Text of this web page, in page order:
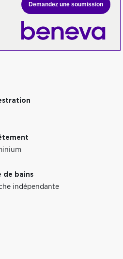
Demandez une soumission
de bains
indépendante